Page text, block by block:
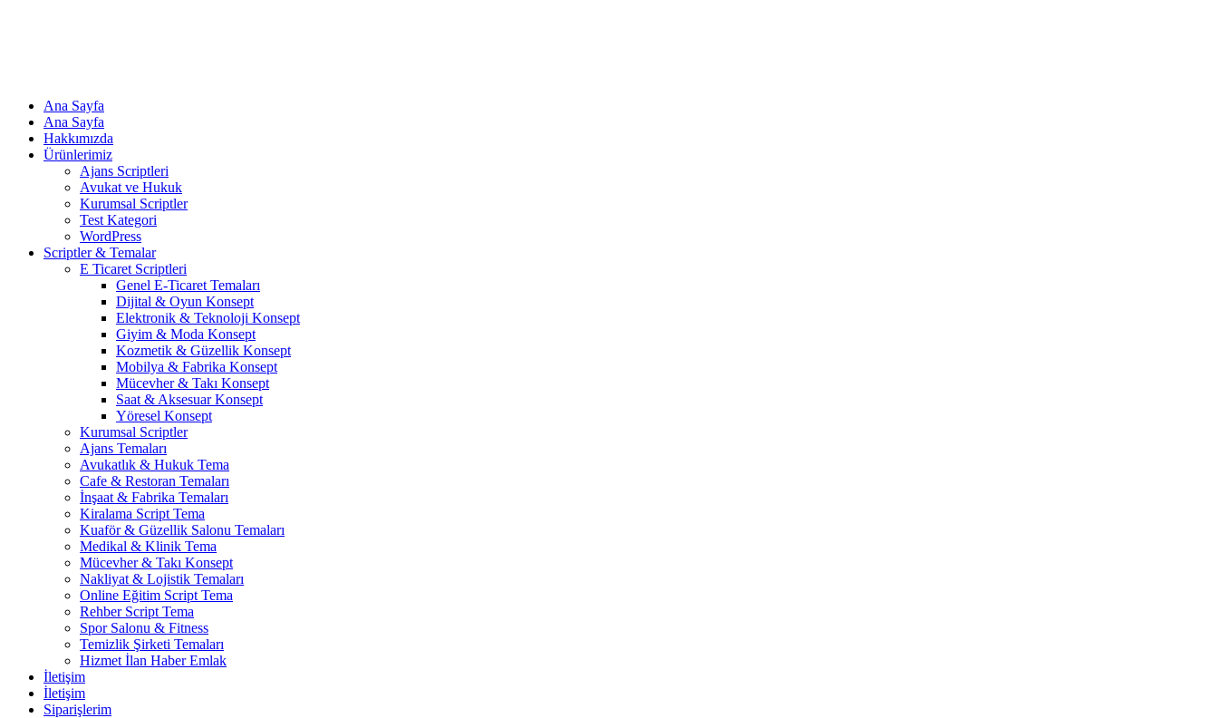
Ana Sayfa
Ana Sayfa
Hakkımızda
Ürünlerimiz
Ajans Scriptleri
Avukat ve Hukuk
Kurumsal Scriptler
Test Kategori
WordPress
Scriptler & Temalar
E Ticaret Scriptleri
Genel E-Ticaret Temaları
Dijital & Oyun Konsept
Elektronik & Teknoloji Konsept
Giyim & Moda Konsept
Kozmetik & Güzellik Konsept
Mobilya & Fabrika Konsept
Mücevher & Takı Konsept
Saat & Aksesuar Konsept
Yöresel Konsept
Kurumsal Scriptler
Ajans Temaları
Avukatlık & Hukuk Tema
Cafe & Restoran Temaları
İnşaat & Fabrika Temaları
Kiralama Script Tema
Kuaför & Güzellik Salonu Temaları
Medikal & Klinik Tema
Mücevher & Takı Konsept
Nakliyat & Lojistik Temaları
Online Eğitim Script Tema
Rehber Script Tema
Spor Salonu & Fitness
Temizlik Şirketi Temaları
Hizmet İlan Haber Emlak
İletişim
İletişim
Siparişlerim